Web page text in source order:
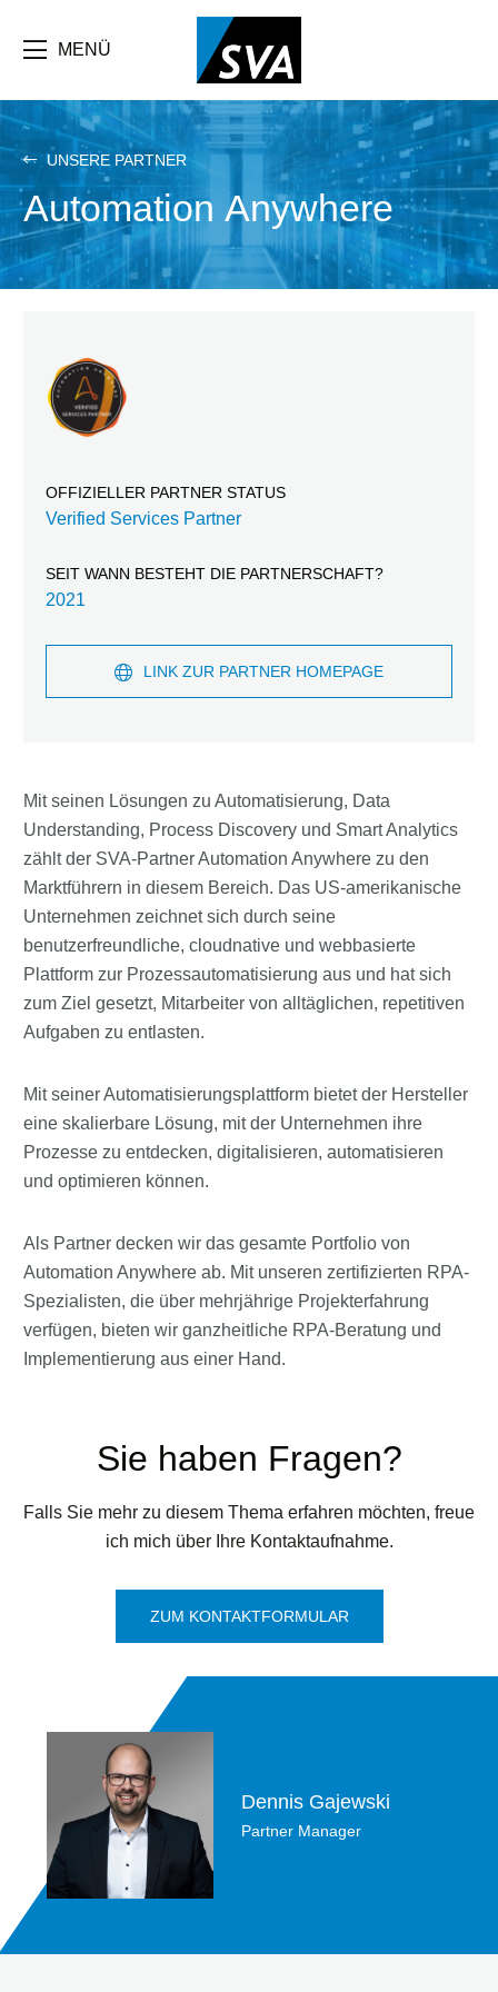
Inhalt
MENÜ
UNSERE PARTNER
Automation Anywhere
Mit seinen Lösungen zu Automatisierung, Data
Understanding, Process Discovery und Smart Analytics
zählt der SVA-Partner Automation Anywhere zu den
Marktführern in diesem Bereich. Das US-amerikanische
Unternehmen zeichnet sich durch seine
benutzerfreundliche, cloudnative und webbasierte
Plattform zur Prozessautomatisierung aus und hat sich
zum Ziel gesetzt, Mitarbeiter von alltäglichen, repetitiven
Aufgaben zu entlasten.
Mit seiner Automatisierungsplattform bietet der Hersteller
eine skalierbare Lösung, mit der Unternehmen ihre
Prozesse zu entdecken, digitalisieren, automatisieren
und optimieren können.
Als Partner decken wir das gesamte Portfolio von
Automation Anywhere ab. Mit unseren zertifizierten RPA-
Spezialisten, die über mehrjährige Projekterfahrung
verfügen, bieten wir ganzheitliche RPA-Beratung und
Implementierung aus einer Hand.
OFFIZIELLER PARTNER STATUS
Verified Services Partner
SEIT WANN BESTEHT DIE PARTNERSCHAFT?
2021
LINK ZUR PARTNER HOMEPAGE
Sie haben Fragen?
Falls Sie mehr zu diesem Thema erfahren möchten, freue
ich mich über Ihre Kontaktaufnahme.
ZUM KONTAKTFORMULAR
Dennis Gajewski
Partner Manager